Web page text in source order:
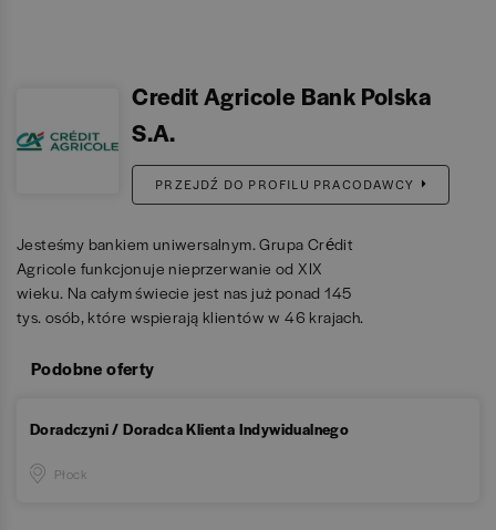
Credit Agricole Bank Polska
S.A.
PRZEJDŹ DO PROFILU PRACODAWCY
Jesteśmy bankiem uniwersalnym. Grupa Crédit
Agricole funkcjonuje nieprzerwanie od XIX
wieku. Na całym świecie jest nas już ponad 145
tys. osób, które wspierają klientów w 46 krajach.
Podobne oferty
Doradczyni / Doradca Klienta Indywidualnego
Płock